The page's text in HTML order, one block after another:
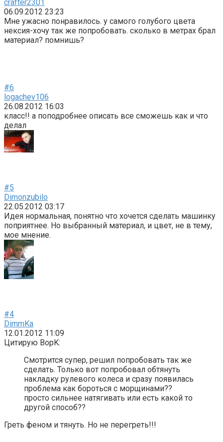
crafter2301
06.09.2012 23:23
Мне ужасно понравилось. у самого голубого цвета
нексия-хочу так же попробовать. сколько в метрах брал
материал? помнишь?
#6
logachev106
26.08.2012 16:03
класс!! а поподробнее описать все сможешь как и что
делал
#5
Dimonzubilo
22.05.2012 03:17
Идея нормальная, понятно что хочется сделать машинку
поприятнее. Но выбранный материал, и цвет, не в тему,
мое мнение.
#4
DimmKa
12.01.2012 11:09
Цитирую BopK:
Смотрится супер, решил попробовать так же
сделать. Только вот попробовал обтянуть
накладку рулевого колеса и сразу появилась
проблема как бороться с морщинами??
просто сильнее натягивать или есть какой то
другой способ??
Греть феном и тянуть. Но не перегреть!!!